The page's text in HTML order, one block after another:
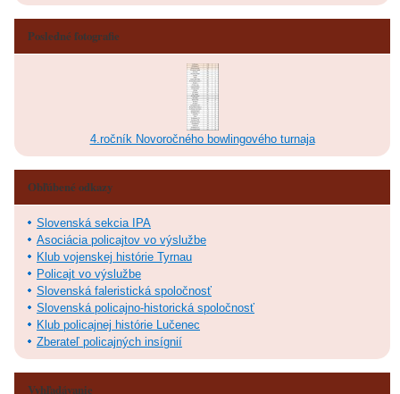
Posledné fotografie
4.ročník Novoročného bowlingového turnaja
Obľúbené odkazy
Slovenská sekcia IPA
Asociácia policajtov vo výslužbe
Klub vojenskej histórie Tyrnau
Policajt vo výslužbe
Slovenská faleristická spoločnosť
Slovenská policajno-historická spoločnosť
Klub policajnej histórie Lučenec
Zberateľ policajných insígnií
Vyhľadávanie